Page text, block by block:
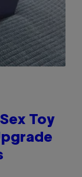
Toy